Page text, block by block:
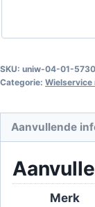
aantal
SKU: uniw-04-01-
Categorie: Wielservice
Aanvullende
Merk